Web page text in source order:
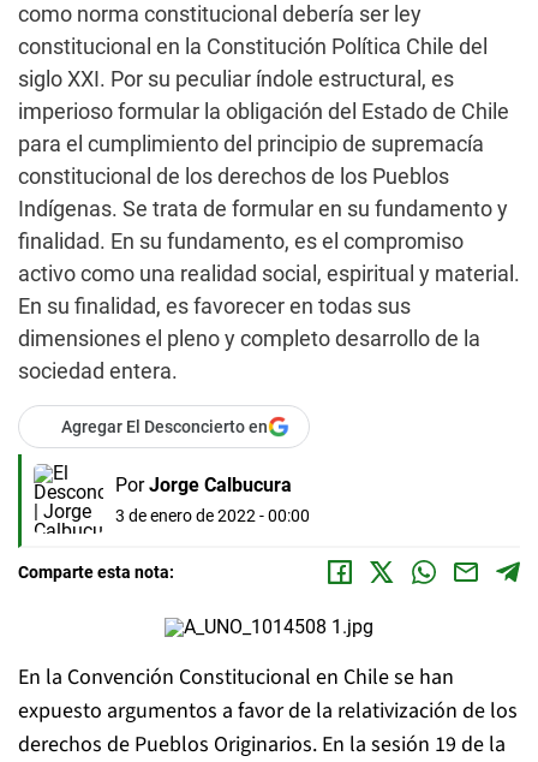
como norma constitucional debería ser ley
constitucional en la Constitución Política Chile del
siglo XXI. Por su peculiar índole estructural, es
imperioso formular la obligación del Estado de Chile
para el cumplimiento del principio de supremacía
constitucional de los derechos de los Pueblos
Indígenas. Se trata de formular en su fundamento y
finalidad. En su fundamento, es el compromiso
activo como una realidad social, espiritual y material.
En su finalidad, es favorecer en todas sus
dimensiones el pleno y completo desarrollo de la
sociedad entera.
Agregar El Desconcierto en
Por Jorge Calbucura
3 de enero de 2022 - 00:00
Comparte esta nota:
En la Convención Constitucional en Chile se han
expuesto argumentos a favor de la relativización de los
derechos de Pueblos Originarios. En la sesión 19 de la